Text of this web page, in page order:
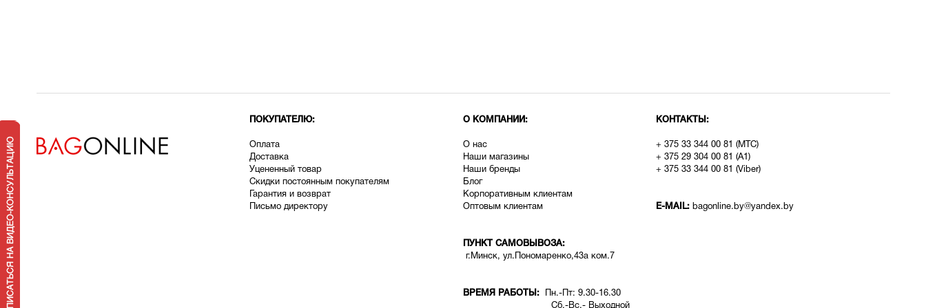
ПОКУПАТЕЛЮ:
Оплата
Доставка
Уцененный товар
Скидки постоянным покупателям
Гарантия и возврат
Письмо директору
О КОМПАНИИ:
О нас
Наши магазины
Наши бренды
Блог
Корпоративным клиентам
Оптовым клиентам
ПУНКТ САМОВЫВОЗА:
г.Минск, ул.Пономаренко,43а ком.7
ВРЕМЯ РАБОТЫ: Пн.-Пт: 9.30-16.30
Сб.-Вс.- Выходной
КОНТАКТЫ:
+ 375 33 344 00 81 (МТС)
+ 375 29 304 00 81 (A1)
+ 375 33 344 00 81 (Viber)
E-MAIL: bagonline.by@yandex.by